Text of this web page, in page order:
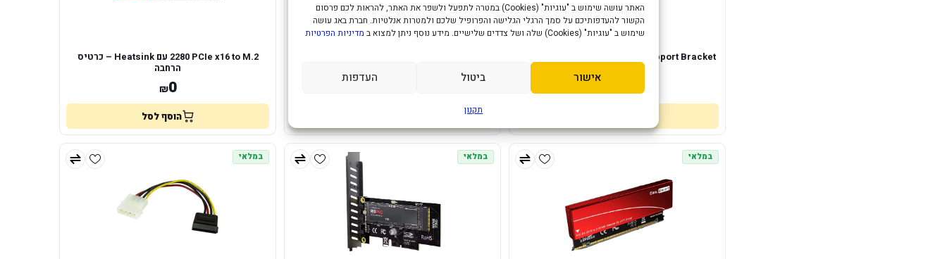
האתר עושה שימוש ב "עוגיות" (Cookies) במטרה לתפעל ולשפר את האתר, להראות לכם פרסום
הקשור להעדפותיכם על סמך הרגלי הגלישה והפרופיל שלכם ולמטרות אנלטיות. חברת באג עושה
שימוש ב "עוגיות" (Cookies) שלה ושל צדדים שלישיים. מידע נוסף ניתן למצוא ב
מדיניות הפרטיות
אישור ביטול העדפות
תקנון
תומך לכרטיס מסך
PCIe x16 to M.2 ‏2280 עם Heatsink – כרטיס
הרחבה
₪0
הוסף לסל
במלאי במלאי במלאי